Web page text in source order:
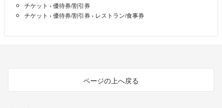
チケット › 優待券/割引券
チケット › 優待券/割引券 › レストラン/食事券
ページの上へ戻る